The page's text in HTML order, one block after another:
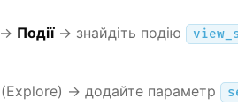
→ Події→ знайдіть подію
(Explore) → додайте параметр